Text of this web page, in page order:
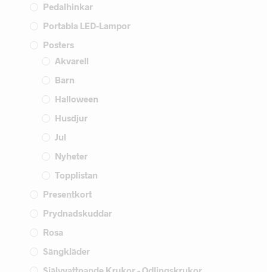
Pedalhinkar
Portabla LED-Lampor
Posters
Akvarell
Barn
Halloween
Husdjur
Jul
Nyheter
Topplistan
Presentkort
Prydnadskuddar
Rosa
Sängkläder